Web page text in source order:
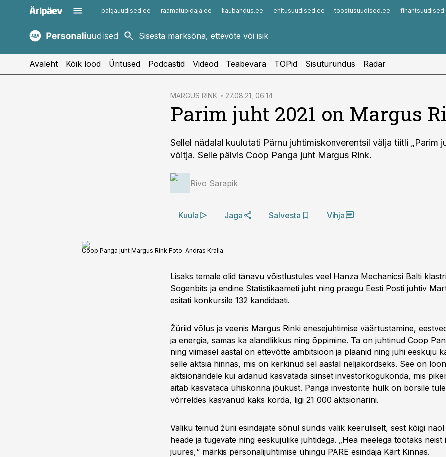
palgauudised.ee raamatupidaja.ee kaubandus.ee ehitusuudised.ee toostusuudised.ee
kaubandus.ee
kinnisvarauudised.ee
imelineajalugu.ee
Infopank
Avaleht Kõik lood Üritused Podcastid Videod Teabevara TOPid Sisuturundus Radar
MARGUS RINK 27.08.21, 06:14
Parim juht 2021 on Margus
Sellel nädalal kuulutati Pärnu juhtimiskonverentsil välja tiitli „Parim
võitja. Selle pälvis Coop Panga juht Margus Rink.
Rivo Sarapik
Kuula Jaga Salvesta Vihja
Coop Panga juht Margus Rink.Foto: Andras Kralla
Lisaks temale olid tänavu võistlustules veel Hanza Mechanicsi Balti
Sogenbits ja endine Statistikaameti juht ning praegu Eesti Posti juhtiv
esitati konkursile 132 kandidaati.
Žüriid võlus ja veenis Margus Rinki enesejuhtimise väärtustamine,
ja energia, samas ka alandlikkus ning õppimine. Ta on juhtinud Coop
ning viimasel aastal on ettevõtte ambitsioon ja plaanid ning juhi eeskuju
selle aktsia hinnas, mis on kerkinud sel aastal neljakordseks. See on
aktsionäridele kui aidanud kasvatada siinset investorkogukonda, mis
aitab kasvatada ühiskonna jõukust. Panga investorite hulk on börsile
võrreldes kasvanud kaks korda, ligi 21 000 aktsionärini.
Valiku teinud žürii esindajate sõnul sündis valik keeruliselt, sest kõigi
heade ja tugevate ning eeskujulike juhtidega. „Hea meelega töötaks neist
juures,“ märkis personalijuhtimise ühingu PARE esindaja Kärt Kinnas.